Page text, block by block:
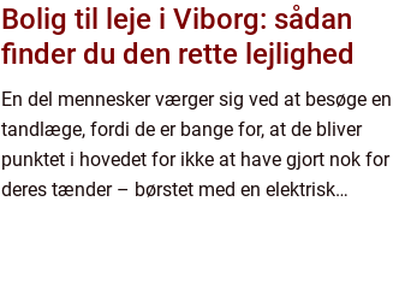
Bolig til leje i Viborg: sådan
finder du den rette lejlighed
En del mennesker værger sig ved at besøge en
tandlæge, fordi de er bange for, at de bliver
punktet i hovedet for ikke at have gjort nok for
deres tænder – børstet med en elektrisk